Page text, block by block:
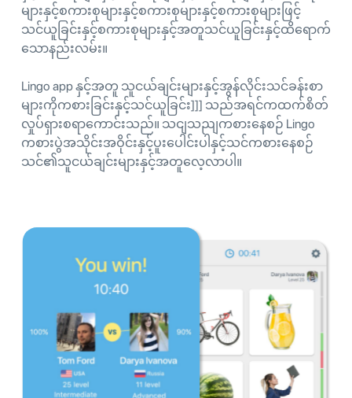
များနှင့်စကားစုများနှင့်စကားစုများနှင့်စကားစုများဖြင့်
သင်ယူခြင်းနှင့်စကားစုများနှင့်အတူသင်ယူခြင်းနှင့်ထိရောက်
သောနည်းလမ်း။
Lingo app နှင့်အတူ သူငယ်ချင်းများနှင့်အွန်လိုင်းသင်ခန်းစာ
များကိုကစားခြင်းနှင့်သင်ယူခြင်း]]] သည်အရင်ကထက်စိတ်
လှုပ်ရှားစရာကောင်းသည်။ သငျသညျကစားနေစဉ် Lingo
ကစားပွဲအသိုင်းအဝိုင်းနှင့်ပူးပေါင်းပါနှင့်သင်ကစားနေစဉ်
သင်၏သူငယ်ချင်းများနှင့်အတူလေ့လာပါ။